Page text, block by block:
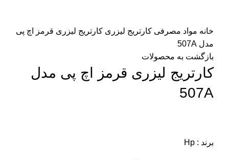
خانه مواد مصرفی کارتریج لیزری کارتریج لیزری قرمز اچ پی
مدل 507A
بازگشت به محصولات
کارتریج لیزری قرمز اچ پی مدل
507A
برند : Hp